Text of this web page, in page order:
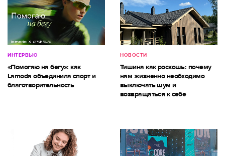
ИНТЕРВЬЮ
«Помогаю на бегу»: как
Lamoda объединила спорт и
благотворительность
НОВОСТИ
Тишина как роскошь: почему
нам жизненно необходимо
выключать шум и
возвращаться к себе